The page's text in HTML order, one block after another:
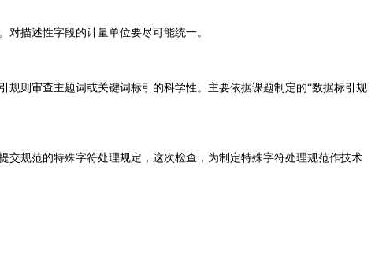
描述性字段的计量单位要尽可能统一。
则审查主题词或关键词标引的科学性。主要依据课题制定的“数据标引规
规范的特殊字符处理规定，这次检查，为制定特殊字符处理规范作技术